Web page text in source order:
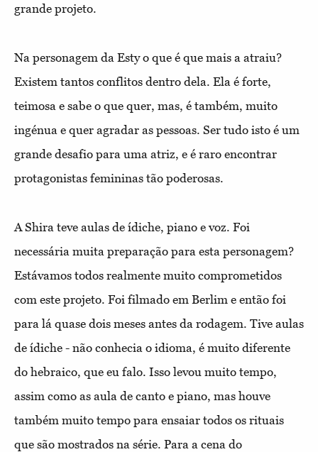
grande projeto.
Na personagem da Esty o que é que mais a atraiu?
Existem tantos conflitos dentro dela. Ela é forte,
teimosa e sabe o que quer, mas, é também, muito
ingénua e quer agradar as pessoas. Ser tudo isto é um
grande desafio para uma atriz, e é raro encontrar
protagonistas femininas tão poderosas.
A Shira teve aulas de ídiche, piano e voz. Foi
necessária muita preparação para esta personagem?
Estávamos todos realmente muito comprometidos
com este projeto. Foi filmado em Berlim e então foi
para lá quase dois meses antes da rodagem. Tive aulas
de ídiche - não conhecia o idioma, é muito diferente
do hebraico, que eu falo. Isso levou muito tempo,
assim como as aula de canto e piano, mas houve
também muito tempo para ensaiar todos os rituais
que são mostrados na série. Para a cena do